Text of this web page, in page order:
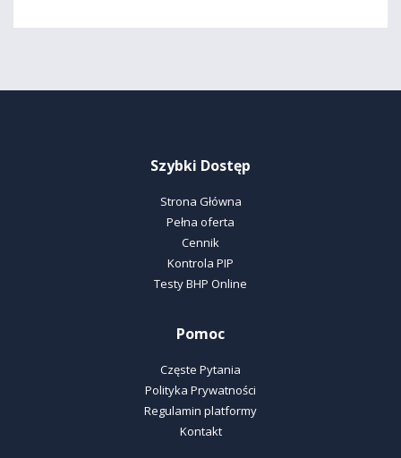
Szybki Dostęp
Strona Główna
Pełna oferta
Cennik
Kontrola PIP
Testy BHP Online
Pomoc
Częste Pytania
Polityka Prywatności
Regulamin platformy
Kontakt